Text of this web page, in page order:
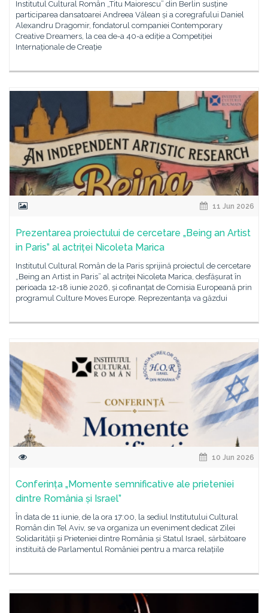
Institutul Cultural Român „Titu Maiorescu” din Berlin susține
participarea dansatoarei Andreea Vălean și a coregrafului Daniel
Alexandru Dragomir, fondatorul companiei Contemporary
Creative Dreamers, la cea de-a 40-a ediție a Competiției
Internaționale de Creație
11 Jun 2026
Prezentarea proiectului de cercetare „Being an Artist
in Paris” al actriței Nicoleta Marica
Institutul Cultural Român de la Paris sprijină proiectul de cercetare
„Being an Artist in Paris” al actriței Nicoleta Marica, desfășurat în
perioada 12-18 iunie 2026, și cofinanțat de Comisia Europeană prin
programul Culture Moves Europe. Reprezentanța va găzdui
10 Jun 2026
Conferința „Momente semnificative ale prieteniei
dintre România și Israel”
În data de 11 iunie, de la ora 17:00, la sediul Institutului Cultural
Român din Tel Aviv, se va organiza un eveniment dedicat Zilei
Solidarității și Prieteniei dintre România și Statul Israel, sărbătoare
instituită de Parlamentul României pentru a marca relațiile